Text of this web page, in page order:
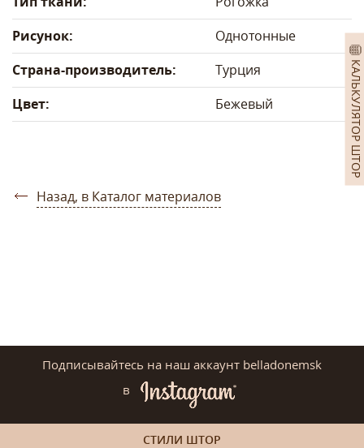
КАЛЬКУЛЯТОР ШТОР
Рисунок:
Однотонные
Страна-производитель:
Турция
Цвет:
Бежевый
Назад, в Каталог материалов
Подписывайтесь на наш аккаунт belladonemsk
в
СТИЛИ ШТОР